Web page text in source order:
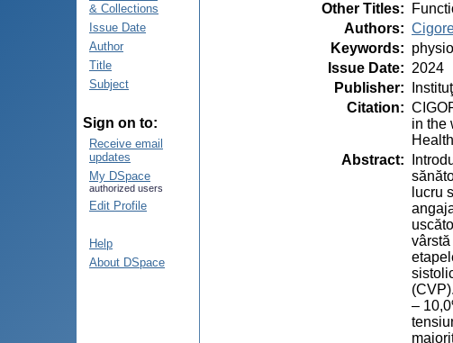
& Collections
Issue Date
Author
Title
Subject
Sign on to:
Receive email
updates
My DSpace
authorized users
Edit Profile
Help
About DSpace
Other Titles:
Authors:
Keywords:
Issue Date: 2024
Publisher:
Citation:
in the
Abstract:
lucru
–